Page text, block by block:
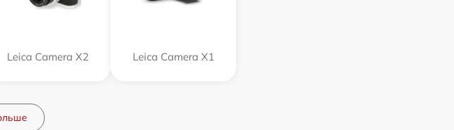
Leica Camera X2 Leica Camera X1